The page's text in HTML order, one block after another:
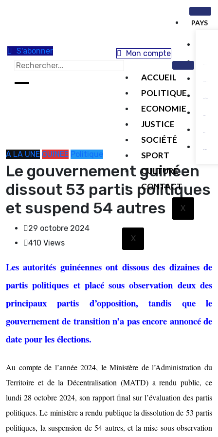
PAYS
X
S'abonner Mon compte
ACCUEIL
POLITIQUE
ECONOMIE
JUSTICE
SOCIÉTÉ
SPORT
CULTURE
CONTACT
X
A LA UNE GUINEE Politique
Le gouvernement guinéen
dissout 53 partis politiques
et suspend 54 autres
29 octobre 2024
410 Views
Les autorités guinéennes ont dissous des dizaines de
partis politiques et placé sous observation deux des
principaux partis d’opposition, tandis que le
gouvernement de transition n’a pas encore annoncé de
date pour les élections.
Au compte de l’année 2024, le Ministère de l’Administration du
Territoire et de la Décentralisation (MATD) a rendu public, ce
lundi 28 octobre 2024, son rapport final sur l’évaluation des partis
politiques. Le ministère a rendu publique la dissolution de 53 partis
politiques, la suspension de 54 autres, et la mise sous observation